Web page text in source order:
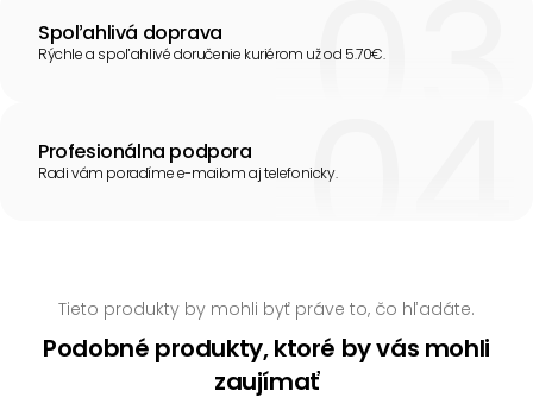
Spoľahlivá doprava
Rýchle a spoľahlivé doručenie kuriérom už od 5.70€.
Profesionálna podpora
Radi vám poradíme e-mailom aj telefonicky.
Tieto produkty by mohli byť práve to, čo hľadáte.
Podobné produkty, ktoré by vás mohli
zaujímať